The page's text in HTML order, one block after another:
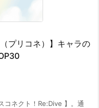
プリコネ）】キャラの
コネクト！Re:Dive 】。通